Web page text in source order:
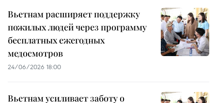
Вьетнам расширяет поддержку
пожилых людей через программу
бесплатных ежегодных
медосмотров
24/06/2026 18:00
Вьетнам усиливает заботу о